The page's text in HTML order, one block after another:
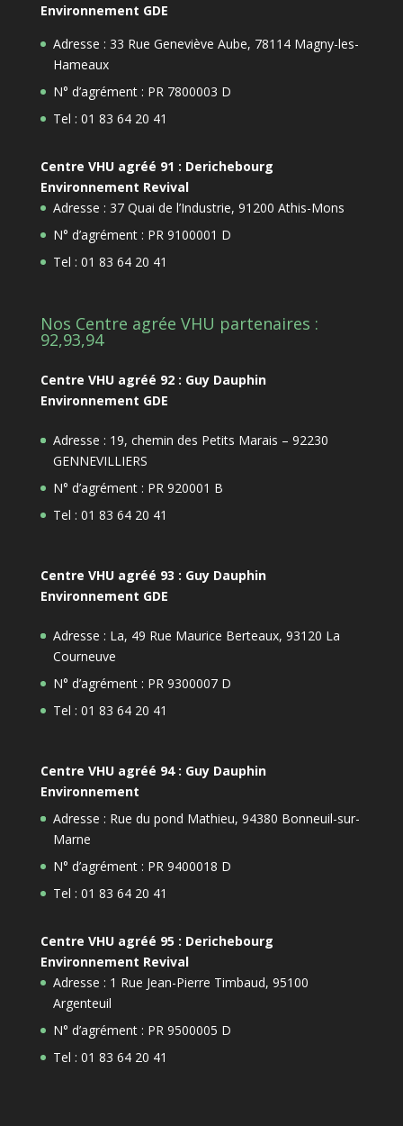
Environnement GDE
Adresse : 33 Rue Geneviève Aube, 78114 Magny-les-
Hameaux
N° d’agrément : PR 7800003 D
Tel : 01 83 64 20 41
Centre VHU agréé 91 : Derichebourg
Environnement Revival
Adresse : 37 Quai de l’Industrie, 91200 Athis-Mons
N° d’agrément : PR 9100001 D
Tel : 01 83 64 20 41
Nos Centre agrée VHU partenaires :
92,93,94
Centre VHU agréé 92 : Guy Dauphin
Environnement GDE
Adresse : 19, chemin des Petits Marais – 92230
GENNEVILLIERS
N° d’agrément : PR 920001 B
Tel : 01 83 64 20 41
Centre VHU agréé 93 : Guy Dauphin
Environnement GDE
Adresse : La, 49 Rue Maurice Berteaux, 93120 La
Courneuve
N° d’agrément : PR 9300007 D
Tel : 01 83 64 20 41
Centre VHU agréé 94 : Guy Dauphin
Environnement
Adresse : Rue du pond Mathieu, 94380 Bonneuil-sur-
Marne
N° d’agrément : PR 9400018 D
Tel : 01 83 64 20 41
Centre VHU agréé 95 : Derichebourg
Environnement Revival
Adresse : 1 Rue Jean-Pierre Timbaud, 95100
Argenteuil
N° d’agrément : PR 9500005 D
Tel : 01 83 64 20 41